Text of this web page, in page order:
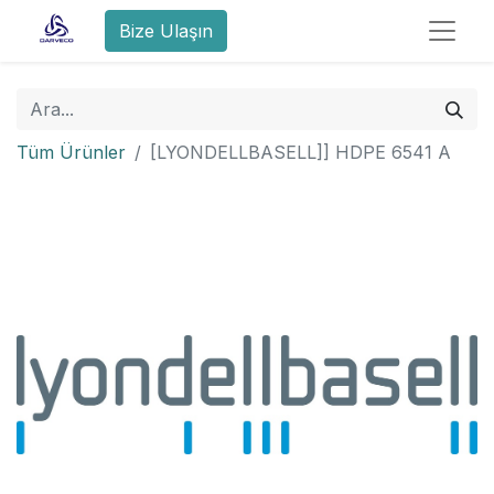
Bize Ulaşın
Tüm Ürünler [LYONDELLBASELL]] HDPE 6541 A